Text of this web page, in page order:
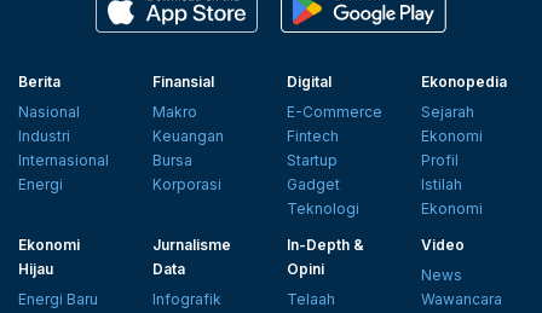
Berita
Nasional
Industri
Internasional
Energi
Finansial
Makro
Keuangan
Bursa
Korporasi
Digital
E-Commerce
Fintech
Startup
Gadget
Teknologi
Ekonopedia
Sejarah
Ekonomi
Profil
Istilah
Ekonomi
Ekonomi
Hijau
Energi Baru
Jurnalisme
Data
Infografik
In-Depth &
Opini
Telaah
Video
News
Wawancara